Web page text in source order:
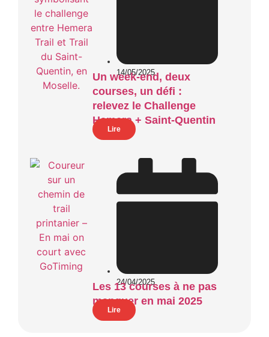
14/05/2025
Un week-end, deux
courses, un défi :
relevez le Challenge
Hemera + Saint-Quentin
Lire
24/04/2025
Les 13 courses à ne pas
manquer en mai 2025
Lire